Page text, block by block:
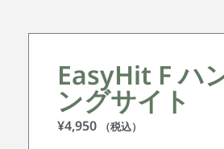
EasyHit F ハ
ングサイト
¥4,950 （税込）